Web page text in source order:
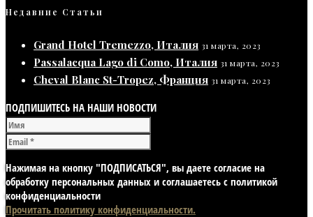
Недавние Статьи
Grand Hotel Tremezzo, Италия 31 марта, 2023
Passalacqua Lago di Como, Италия 31 марта, 2023
Cheval Blanc St-Tropez, Франция 31 марта, 2023
ПОДПИШИТЕСЬ НА НАШИ НОВОСТИ
Нажимая на кнопку "ПОДПИСАТЬСЯ", вы даете согласие на
обработку персональных данных и соглашаетесь с политикой
конфиденциальности
Прочитать политику конфиденциальности.